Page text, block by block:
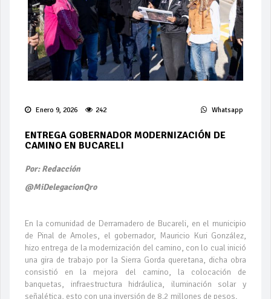
Enero 9, 2026 242 Whatsapp
ENTREGA GOBERNADOR MODERNIZACIÓN DE
CAMINO EN BUCARELI
Por: Redacción
@MiDelegacionQro
En la comunidad de Derramadero de Bucareli, en el municipio
de Pinal de Amoles, el gobernador, Mauricio Kuri González,
hizo entrega de la modernización del camino, con lo cual inició
una gira de trabajo por la Sierra Gorda queretana, dicha obra
consistió en la mejora del camino, la colocación de
banquetas, infraestructura hidráulica, iluminación solar y
señalética, esto con una inversión de 8.2 millones de pesos.